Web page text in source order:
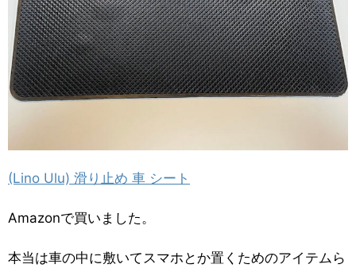
(Lino Ulu) 滑り止め 車 シート
Amazonで買いました。
本当は車の中に敷いてスマホとか置くためのアイテムら